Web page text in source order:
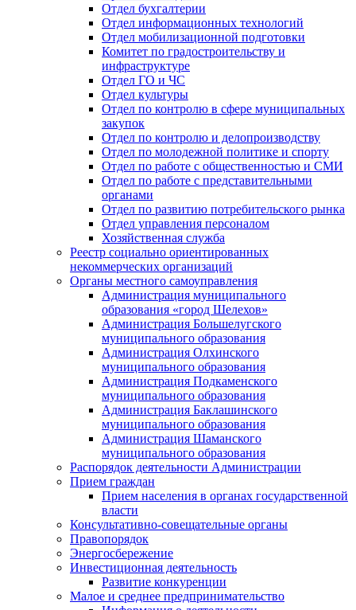
Отдел бухгалтерии
Отдел информационных технологий
Отдел мобилизационной подготовки
Комитет по градостроительству и
инфраструктуре
Отдел ГО и ЧС
Отдел культуры
Отдел по контролю в сфере муниципальных
закупок
Отдел по контролю и делопроизводству
Отдел по молодежной политике и спорту
Отдел по работе с общественностью и СМИ
Отдел по работе с представительными
органами
Отдел по развитию потребительского рынка
Отдел управления персоналом
Хозяйственная служба
Реестр социально ориентированных
некоммерческих организаций
Органы местного самоуправления
Администрация муниципального
образования «город Шелехов»
Администрация Большелугского
муниципального образования
Администрация Олхинского
муниципального образования
Администрация Подкаменского
муниципального образования
Администрация Баклашинского
муниципального образования
Администрация Шаманского
муниципального образования
Распорядок деятельности Администрации
Прием граждан
Прием населения в органах государственной
власти
Консультативно-совещательные органы
Правопорядок
Энергосбережение
Инвестиционная деятельность
Развитие конкуренции
Малое и среднее предпринимательство